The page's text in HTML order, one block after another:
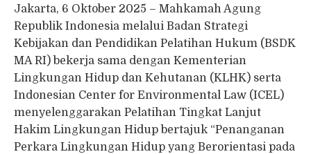
Jakarta, 6 Oktober 2025 – Mahkamah Agung
Republik Indonesia melalui Badan Strategi
Kebijakan dan Pendidikan Pelatihan Hukum (BSDK
MA RI) bekerja sama dengan Kementerian
Lingkungan Hidup dan Kehutanan (KLHK) serta
Indonesian Center for Environmental Law (ICEL)
menyelenggarakan Pelatihan Tingkat Lanjut
Hakim Lingkungan Hidup bertajuk “Penanganan
Perkara Lingkungan Hidup yang Berorientasi pada